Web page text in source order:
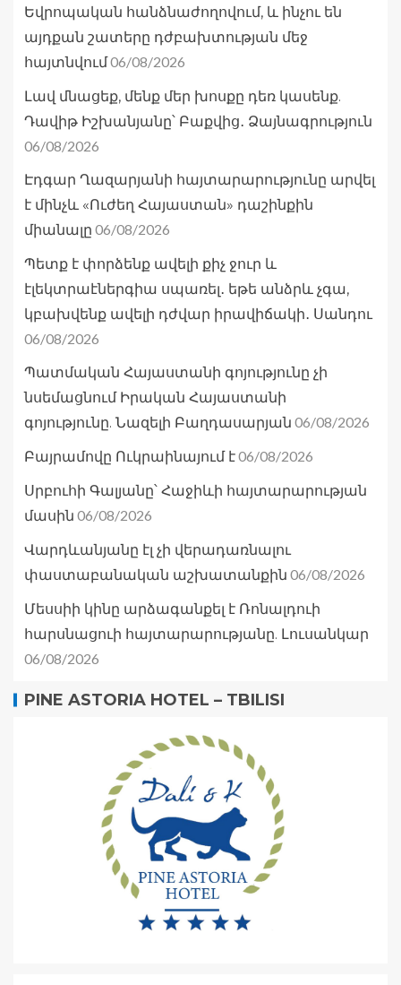
Եվրոպական հանձնաժողովում, և ինչու են
այդքան շատերը դժբախտության մեջ
հայտնվում06/08/2026
Լավ մնացեք, մենք մեր խոսքը դեռ կասենք.
Դավիթ Իշխանյանը՝ Բաքվից․ Ձայնագրություն
06/08/2026
Էդգար Ղազարյանի հայտարարությունը արվել
է մինչև «Ուժեղ Հայաստան» դաշինքին
միանալը 06/08/2026
Պետք է փորձենք ավելի քիչ ջուր և
էլեկտրաէներգիա սպառել․ եթե անձրև չգա,
կբախվենք ավելի դժվար իրավիճակի․ Սանդու
06/08/2026
Պատմական Հայաստանի գոյությունը չի
նսեմացնում Իրական Հայաստանի
գոյությունը. Նազելի Բաղդասարյան 06/08/2026
Բայրամովը Ուկրաինայում է06/08/2026
Սրբուհի Գալյանը՝ Հաջիևի հայտարարության
մասին 06/08/2026
Վարդևանյանը էլ չի վերադառնալու
փաստաբանական աշխատանքին 06/08/2026
Մեսսիի կինը արձագանքել է Ռոնալդուի
հարսնացուի հայտարարությանը. Լուսանկար
06/08/2026
PINE ASTORIA HOTEL – TBILISI